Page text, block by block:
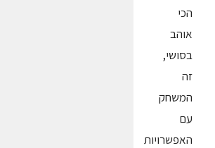
הכי
אוהב
בסושי,
זה
המשחק
עם
האפשרויות